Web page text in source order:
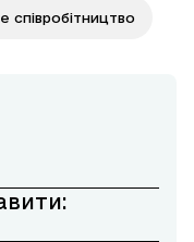
співробітництво